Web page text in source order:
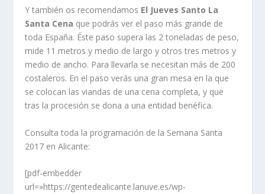
Y también os recomendamos El Jueves Santo La
Santa Cena que podrás ver el paso más grande de
toda España. Éste paso supera las 2 toneladas de peso,
mide 11 metros y medio de largo y otros tres metros y
medio de ancho. Para llevarla se necesitan más de 200
costaleros. En el paso verás una gran mesa en la que
se colocan las viandas de una cena completa, y que
tras la procesión se dona a una entidad benéfica.
Consulta toda la programación de la Semana Santa
2017 en Alicante:
[pdf-embedder
url=»https://gentedealicante.lanuve.es/wp-